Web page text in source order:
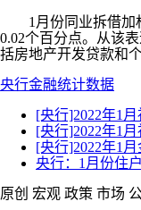
1月份同业拆借加权
0.02个百分点。从该
括房地产开发贷款和
央行金融统计数据
[央行]2022年1
[央行]2022年1
[央行]2022年1
央行：1月份住
原创 宏观 政策 市场